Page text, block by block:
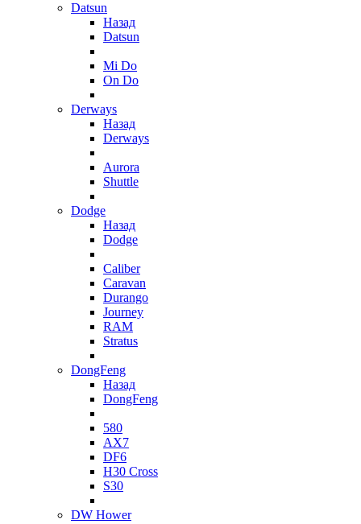
Datsun
Назад
Datsun
Mi Do
On Do
Derways
Назад
Derways
Aurora
Shuttle
Dodge
Назад
Dodge
Caliber
Caravan
Durango
Journey
RAM
Stratus
DongFeng
Назад
DongFeng
580
AX7
DF6
H30 Cross
S30
DW Hower